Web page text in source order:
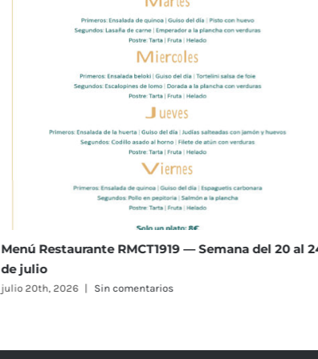
Menú Restaurante RMCT1919 — Semana del 13 al 17
de julio
julio 13th, 2026 Sin comentarios